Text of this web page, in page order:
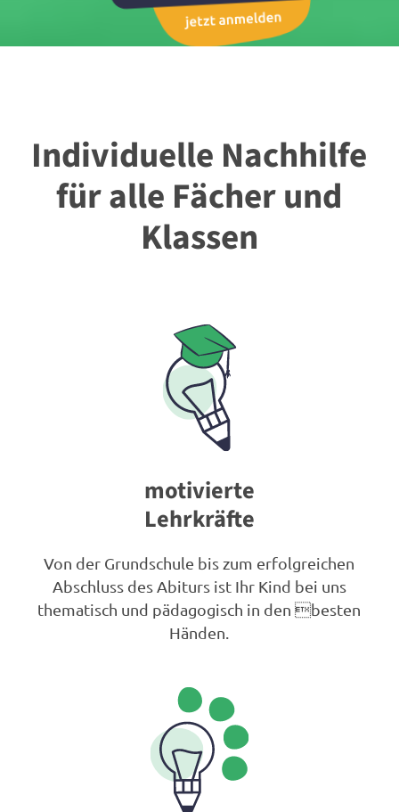
Individuelle Nachhilfe
für alle Fächer und
Klassen
motivierte
Lehrkräfte
Von der Grundschule bis zum erfolgreichen
Abschluss des Abiturs ist Ihr Kind bei uns
thematisch und pädagogisch in den besten
Händen.